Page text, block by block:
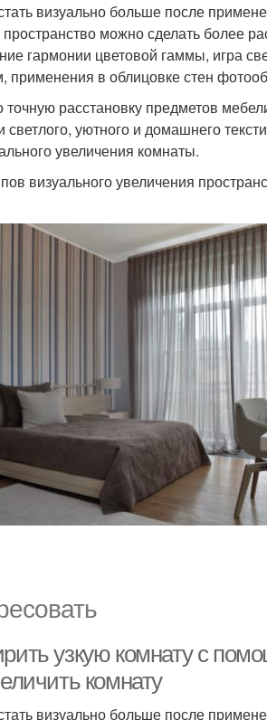
визуально больше после
можно сделать более
гармонии цветовой гаммы, игра
применения в облицовке стен
расстановку предметов
уютного и домашнего
увеличения комнаты.
визуального увеличения
узкую комнату с
комнату
визуально больше после